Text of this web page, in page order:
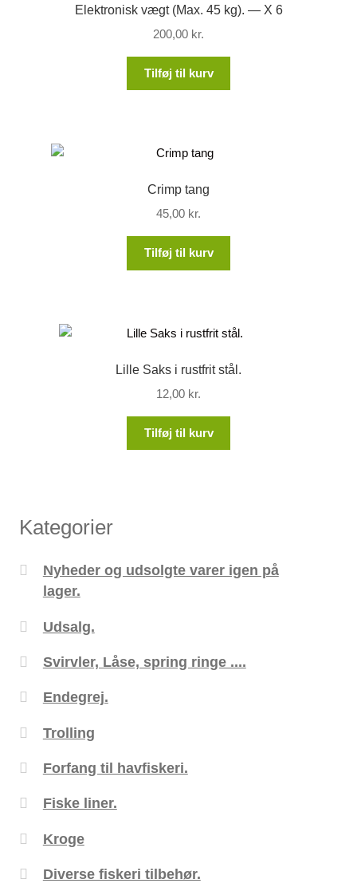
Elektronisk vægt (Max. 45 kg). — X 6
200,00 kr.
Tilføj til kurv
Crimp tang
45,00 kr.
Tilføj til kurv
Lille Saks i rustfrit stål.
12,00 kr.
Tilføj til kurv
Kategorier
Nyheder og udsolgte varer igen på
lager.
Udsalg.
Svirvler, Låse, spring ringe ....
Endegrej.
Trolling
Forfang til havfiskeri.
Fiske liner.
Kroge
Diverse fiskeri tilbehør.